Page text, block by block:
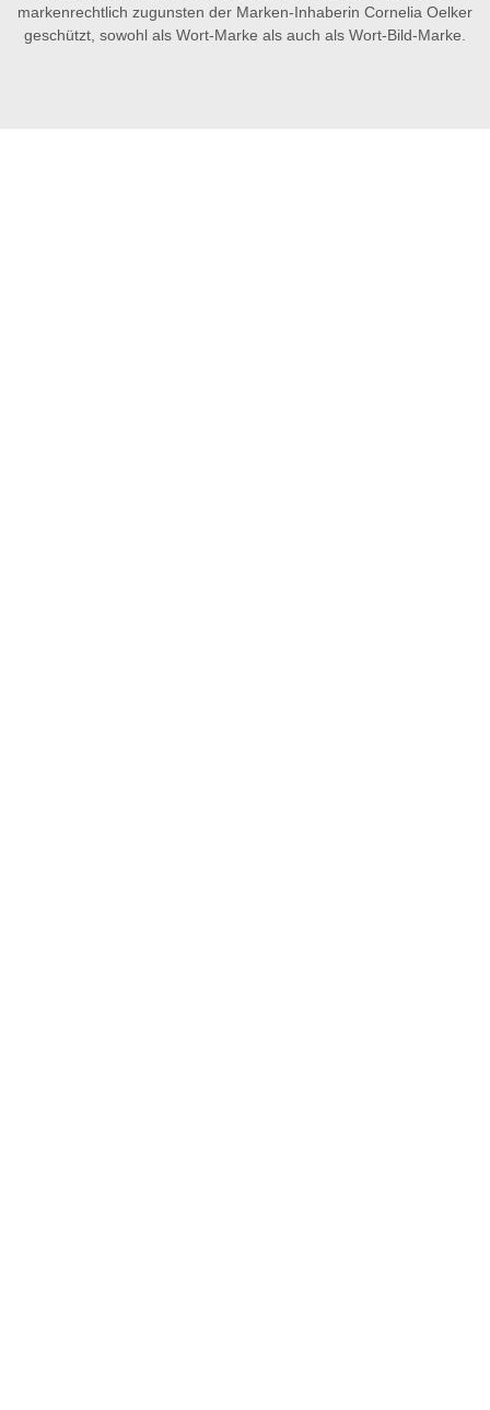
markenrechtlich zugunsten der Marken-Inhaberin Cornelia Oelker
geschützt, sowohl als Wort-Marke als auch als Wort-Bild-Marke.